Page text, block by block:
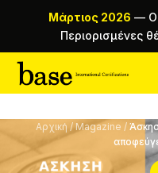
Μάρτιος 2026 —
Περιορισμένες
Αρχική /Magazine /